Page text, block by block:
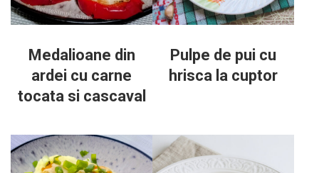
Medalioane din
ardei cu carne
tocata si cascaval
Pulpe de pui cu
hrisca la cuptor